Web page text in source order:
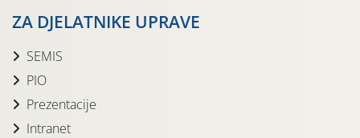
ZA DJELATNIKE UPRAVE
SEMIS
PIO
Prezentacije
Intranet